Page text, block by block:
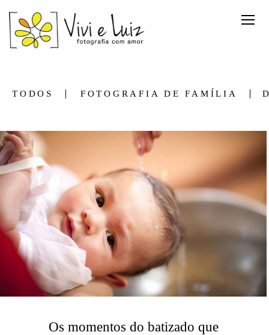
TODOS FOTOGRAFIA DE FAMÍLIA
Os momentos do batizado que